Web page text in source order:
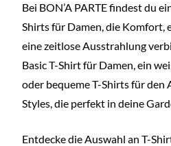
Bei BON’A PARTE findest du
Shirts für Damen, die Komfort,
eine zeitlose Ausstrahlung
Basic T-Shirt für Damen, ein
oder bequeme T-Shirts für den
Styles, die perfekt in deine
Entdecke die Auswahl an T-